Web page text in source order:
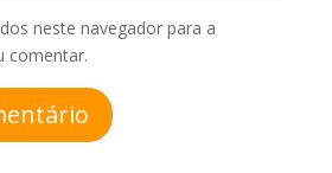
neste navegador para a
comentar.